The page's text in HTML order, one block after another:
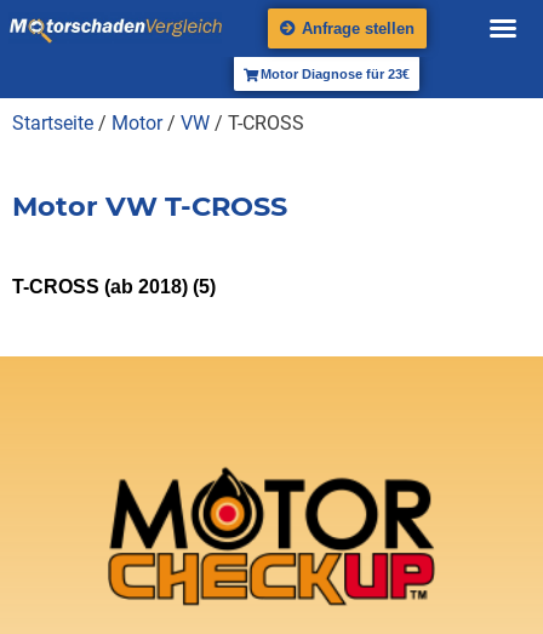
Anfrage stellen
Motor Diagnose für 23€
Startseite / Motor/ VW / T-CROSS
Motor VW T-CROSS
T-CROSS (ab 2018) (5)